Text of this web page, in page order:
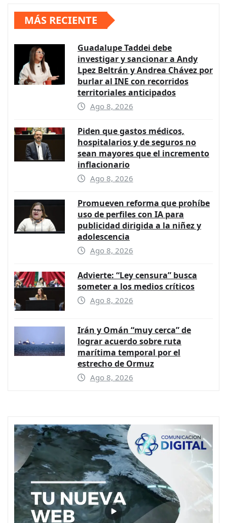
MÁS RECIENTE
Guadalupe Taddei debe
investigar y sancionar a Andy
Lpez Beltrán y Andrea Chávez por
burlar al INE con recorridos
territoriales anticipados
Ago 8, 2026
Piden que gastos médicos,
hospitalarios y de seguros no
sean mayores que el incremento
inflacionario
Ago 8, 2026
Promueven reforma que prohíbe
uso de perfiles con IA para
publicidad dirigida a la niñez y
adolescencia
Ago 8, 2026
Advierte: “Ley censura” busca
someter a los medios críticos
Ago 8, 2026
Irán y Omán “muy cerca” de
lograr acuerdo sobre ruta
marítima temporal por el
estrecho de Ormuz
Ago 8, 2026